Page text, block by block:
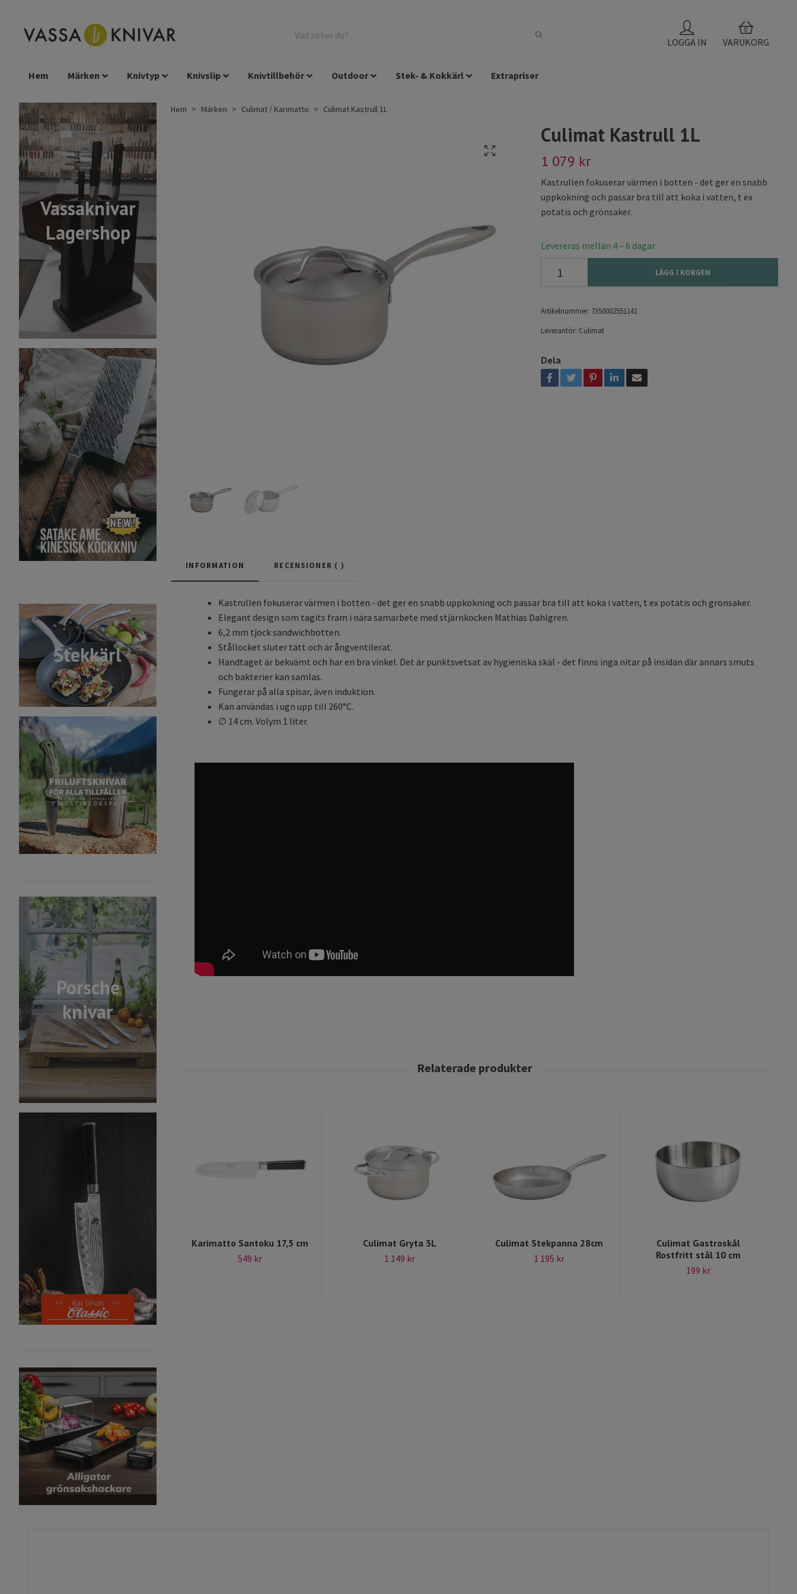
LOGGA IN
0
VARUKORG
Hem Märken Knivtyp Knivslip Knivtillbehör Outdoor Stek- & Kokkärl Extrapriser
Vassaknivar
Lagershop
Stekkärl
Porsche
knivar
Hem Märken Culimat / Karimatto Culimat Kastrull 1L
Culimat Kastrull 1L
1 079 kr
Kastrullen fokuserar värmen i botten - det ger en snabb
uppkokning och passar bra till att koka i vatten, t ex
potatis och grönsaker.
Levereras mellan 4 – 6 dagar
LÄGG I KORGEN
Artikelnummer: 7350002551141
Leverantör: Culimat
Dela
INFORMATION RECENSIONER ( )
Kastrullen fokuserar värmen i botten - det ger en snabb uppkokning och passar bra till att koka i vatten, t ex potatis och grönsaker.
Elegant design som tagits fram i nära samarbete med stjärnkocken Mathias Dahlgren.
6,2 mm tjock sandwichbotten.
Stållocket sluter tätt och är ångventilerat.
Handtaget är bekvämt och har en bra vinkel. Det är punktsvetsat av hygieniska skäl - det finns inga nitar på insidan där annars smuts
och bakterier kan samlas.
Fungerar på alla spisar, även induktion.
Kan användas i ugn upp till 260°C.
∅ 14 cm. Volym 1 liter.
Karimatto Santoku 17,5 cm
549 kr
Culimat Gryta 3L
1 149 kr
Culimat Stekpanna 28cm
1 195 kr
Culimat Gastroskål
Rostfritt stål 10 cm
199 kr